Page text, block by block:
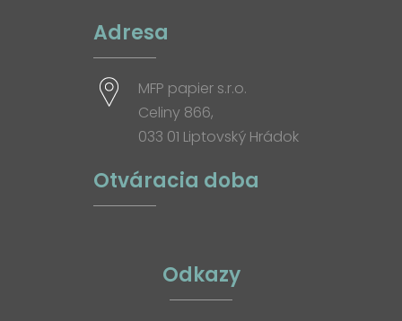
Adresa
MFP papier s.r.o.
Celiny 866,
033 01 Liptovský Hrádok
Otváracia doba
Odkazy